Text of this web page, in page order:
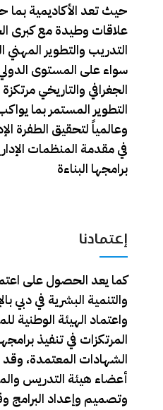
حيث تعد الأكاديمية
علاقات وطيدة مع كبرى
التدريب والتطوير المهني
سواء على المستوى الدولي
الجغرافي والتاريخي
التطوير المستمر بما
وعالمياً لتحقيق الطفرة
في مقدمة المنظمات
برامجها البناءة
إعتمادنا
كما يعد الحصول على
والتنمية البشرية في دبي
واعتماد الهيئة الوطنية
المرتكزات في تنفيذ
الشهادات المعتمدة،
أعضاء هيئة التدريس
وتصميم وإعداد البرامج